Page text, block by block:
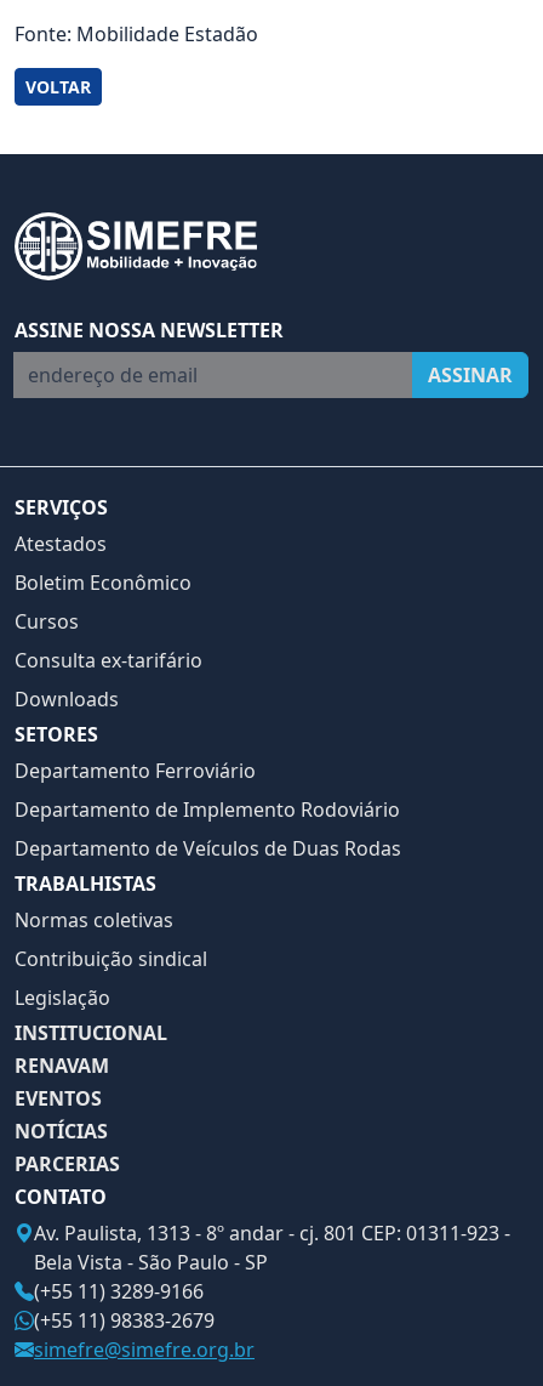
Fonte: Mobilidade Estadão
VOLTAR
ASSINE NOSSA NEWSLETTER
endereço de email
ASSINAR
SERVIÇOS
Atestados
Boletim Econômico
Cursos
Consulta ex-tarifário
Downloads
SETORES
Departamento Ferroviário
Departamento de Implemento Rodoviário
Departamento de Veículos de Duas Rodas
TRABALHISTAS
Normas coletivas
Contribuição sindical
Legislação
INSTITUCIONAL
RENAVAM
EVENTOS
NOTÍCIAS
PARCERIAS
CONTATO
Av. Paulista, 1313 - 8º andar - cj. 801 CEP: 01311-923 -
Bela Vista - São Paulo - SP
(+55 11) 3289-9166
(+55 11) 98383-2679
simefre@simefre.org.br